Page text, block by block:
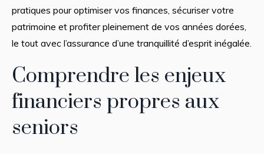
pratiques pour optimiser vos finances, sécuriser votre
patrimoine et profiter pleinement de vos années dorées,
le tout avec l’assurance d’une tranquillité d’esprit inégalée.
Comprendre les enjeux
financiers propres aux
seniors